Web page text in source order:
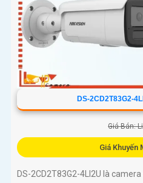
DS-2CD2T83G2-
Giá Bán:
Giá Khuyến
DS-2CD2T83G2-4LI2U là